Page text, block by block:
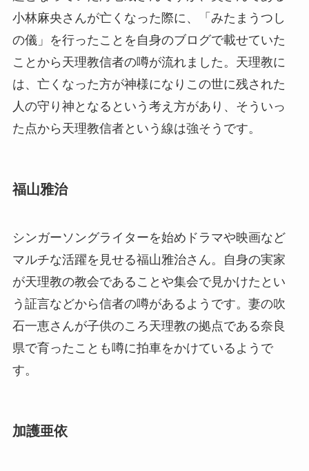
小林麻央さんが亡くなった際に、「みたまうつし
の儀」を行ったことを自身のブログで載せていた
ことから天理教信者の噂が流れました。天理教に
は、亡くなった方が神様になりこの世に残された
人の守り神となるという考え方があり、そういっ
た点から天理教信者という線は強そうです。
福山雅治
シンガーソングライターを始めドラマや映画など
マルチな活躍を見せる福山雅治さん。自身の実家
が天理教の教会であることや集会で見かけたとい
う証言などから信者の噂があるようです。妻の吹
石一恵さんが子供のころ天理教の拠点である奈良
県で育ったことも噂に拍車をかけているようで
す。
加護亜依